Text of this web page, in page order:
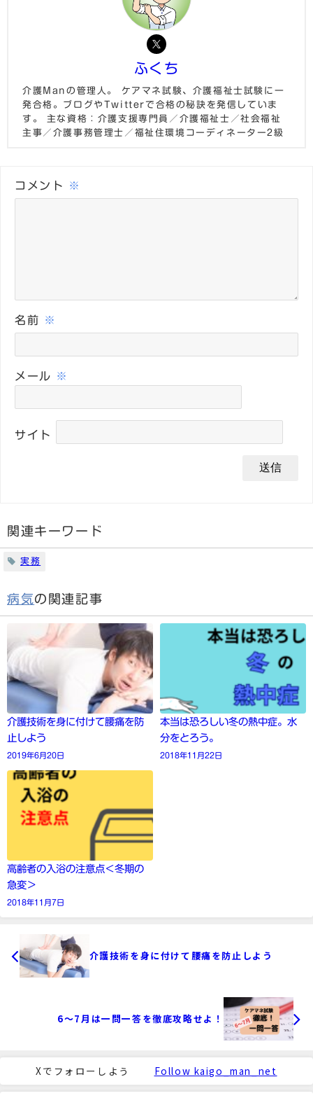
ふくち
介護Manの管理人。 ケアマネ試験、介護福祉士試験に一
発合格。ブログやTwitterで合格の秘訣を発信していま
す。 主な資格：介護支援専門員／介護福祉士／社会福祉
主事／介護事務管理士／福祉住環境コーディネーター2級
コメント ※
名前 ※
メール ※
サイト
関連キーワード
実務
病気の関連記事
介護技術を身に付けて腰痛を防
止しよう
2019年6月20日
本当は恐ろしい冬の熱中症。水
分をとろう。
2018年11月22日
高齢者の入浴の注意点＜冬期の
急変＞
2018年11月7日
介護技術を身に付けて腰痛を防止しよう
6～7月は一問一答を徹底攻略せよ！
Xでフォローしよう Follow kaigo_man_net